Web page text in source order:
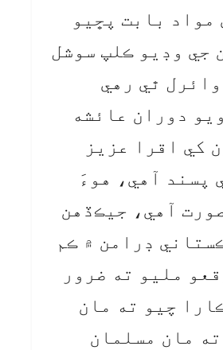
مواد بابت پڇيو
جي وڊيو ڪلپ سوشل
ٿي رهي
دوران عائشه
کي اقرا عزيز
پسند آهي، هوءَ
آهي، جيڪڏهن
ڊرامن ۾ ڪم
مليو ته ضرور
چيو ته مان
مان مسلمان